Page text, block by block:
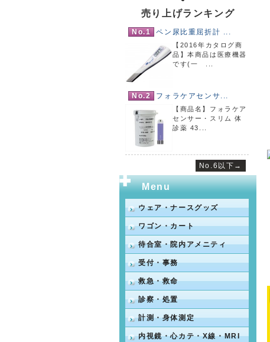
売り上げランキング
No.1 ペン尿比重屈折計 ...
【2016年カタログ商
品】本商品は医療機器
です(一 ...
No.2 フォラケアセンサ...
【商品名】フォラケア
センサー・スリム 体
診薬 43...
No.6以下→
Menu
ウェア・ナースグッズ
ワゴン・カート
待合室・院内アメニティ
受付・事務
救急・救命
診察・処置
計測・身体測定
内視鏡・心カテ・X線・MRI